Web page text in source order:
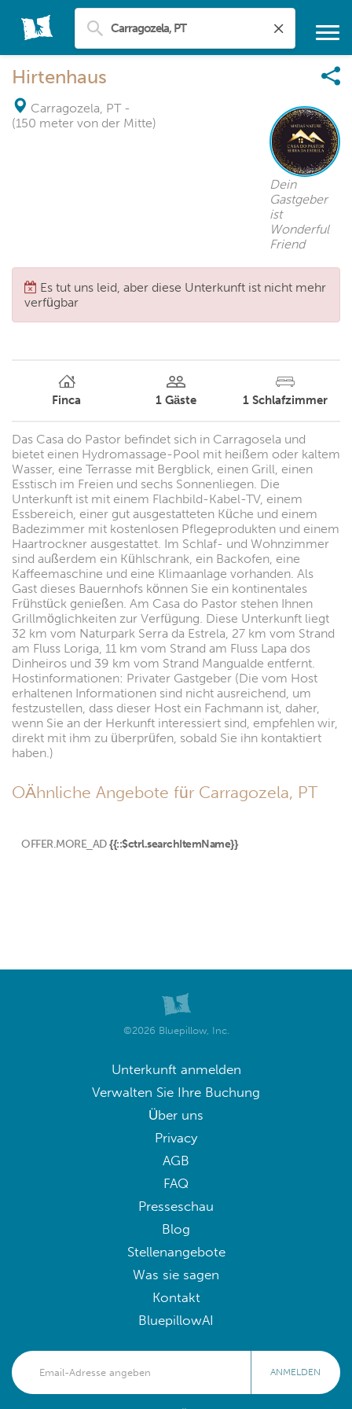
Hirtenhaus
Carragozela, PT -
(150 meter von der Mitte)
Dein
Gastgeber
ist
Wonderful
Friend
Es tut uns leid, aber diese Unterkunft ist nicht mehr
verfügbar
Finca 1 Gäste 1 Schlafzimmer
Das Casa do Pastor befindet sich in Carragosela und
bietet einen Hydromassage-Pool mit heißem oder kaltem
Wasser, eine Terrasse mit Bergblick, einen Grill, einen
Esstisch im Freien und sechs Sonnenliegen. Die
Unterkunft ist mit einem Flachbild-Kabel-TV, einem
Essbereich, einer gut ausgestatteten Küche und einem
Badezimmer mit kostenlosen Pflegeprodukten und einem
Haartrockner ausgestattet. Im Schlaf- und Wohnzimmer
sind außerdem ein Kühlschrank, ein Backofen, eine
Kaffeemaschine und eine Klimaanlage vorhanden. Als
Gast dieses Bauernhofs können Sie ein kontinentales
Frühstück genießen. Am Casa do Pastor stehen Ihnen
Grillmöglichkeiten zur Verfügung. Diese Unterkunft liegt
32 km vom Naturpark Serra da Estrela, 27 km vom Strand
am Fluss Loriga, 11 km vom Strand am Fluss Lapa dos
Dinheiros und 39 km vom Strand Mangualde entfernt.
Hostinformationen: Privater Gastgeber (Die vom Host
erhaltenen Informationen sind nicht ausreichend, um
festzustellen, dass dieser Host ein Fachmann ist, daher,
wenn Sie an der Herkunft interessiert sind, empfehlen wir,
direkt mit ihm zu überprüfen, sobald Sie ihn kontaktiert
haben.)
OÄhnliche Angebote für Carragozela, PT
OFFER.MORE_AD {{::$ctrl.searchItemName}}
©2026 Bluepillow, Inc.
Unterkunft anmelden
Verwalten Sie Ihre Buchung
Über uns
Privacy
AGB
FAQ
Presseschau
Blog
Stellenangebote
Was sie sagen
Kontakt
BluepillowAI
ANMELDEN